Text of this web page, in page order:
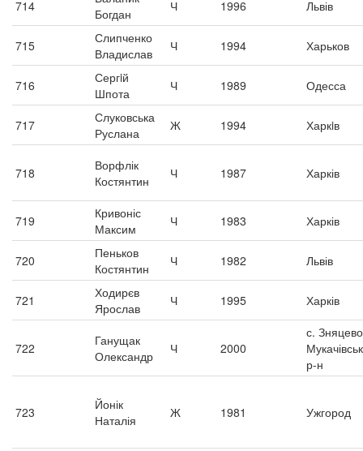
714
Богдан
Ч 1996 Львів
715
Слипченко
Владислав
Ч 1994 Харьков
716
Сергiй
Шпота
Ч 1989 Одесса
717
Слуковська
Руслана
Ж 1994 Харкiв
718
Ворфлік
Костянтин
Ч 1987 Харків
719
Кривоніс
Максим
Ч 1983 Харків
720
Пеньков
Костянтин
Ч 1982 Львів
721
Ходирєв
Ярослав
Ч 1995 Харків
722
Ганущак
Олександр
Ч 2000
с. Зняцево
р-н
723
Йонік
Наталія
Ж 1981 Ужгород